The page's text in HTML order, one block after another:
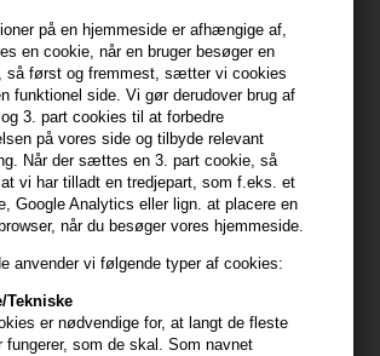
på en hjemmeside er afhængige af,
en cookie, når en bruger besøger en
så først og fremmest, sætter vi cookies
funktionel side. Vi gør derudover brug af
3. part cookies til at forbedre
på vores side og tilbyde relevant
Når der sættes en 3. part cookie, så
vi har tilladt en tredjepart, som f.eks. et
Google Analytics eller lign. at placere en
når du besøger vores hjemmeside.
anvender vi følgende typer af cookies:
Tekniske
er nødvendige for, at langt de fleste
fungerer, som de skal. Som navnet
blyant giver dig fuld kontrol til at skabe fine,
der imiterer naturlige bryn. Den
proof formel sikrer, at dine bryn
definerede hele dagen. Med en indbygget
du nemt blende og style for et professionelt
præcision og detaljeret formgivning af brynene.
spids til at tegne små, hårlignende strøg i
sparsomme områder ud for at skabe et
børsten til at blende farven og forme
for at opnå ønsket intensitet.